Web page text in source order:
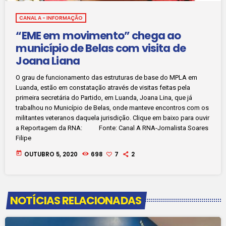
CANAL A - INFORMAÇÃO
“EME em movimento” chega ao
município de Belas com visita de
Joana Liana
O grau de funcionamento das estruturas de base do MPLA em
Luanda, estão em constatação através de visitas feitas pela
primeira secretária do Partido, em Luanda, Joana Lina, que já
trabalhou no Município de Belas, onde manteve encontros com os
militantes veteranos daquela jurisdição. Clique em baixo para ouvir
a Reportagem da RNA: Fonte: Canal A RNA-Jornalista Soares
Filipe
today OUTUBRO 5, 2020 698 7 2
NOTÍCIAS RELACIONADAS